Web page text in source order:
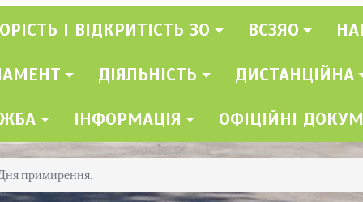
І ВІДКРИТІСТЬ ЗО ВСЗЯО
ДІЯЛЬНІСТЬ ДИСТАНЦІЙНА
ІНФОРМАЦІЯ ОФІЦІЙНІ
примирення.